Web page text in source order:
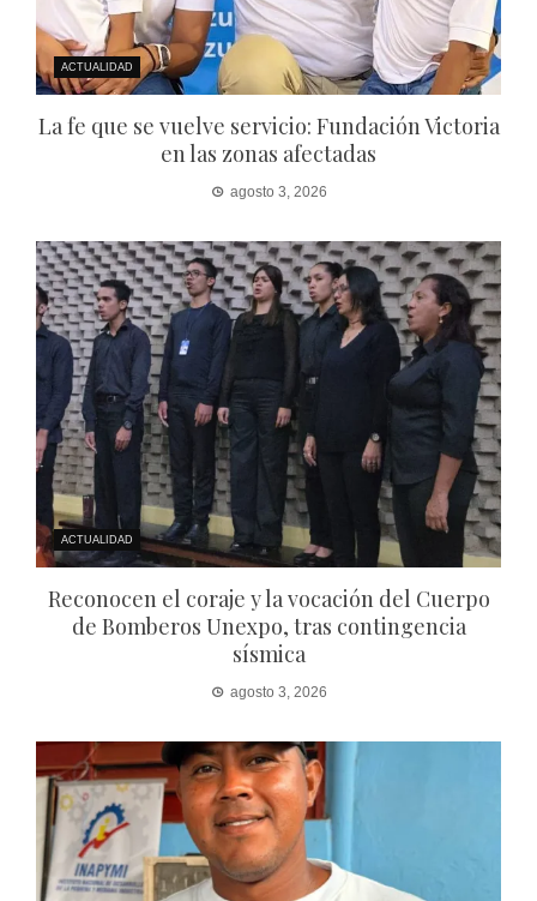
ACTUALIDAD
La fe que se vuelve servicio: Fundación Victoria
en las zonas afectadas
agosto 3, 2026
ACTUALIDAD
Reconocen el coraje y la vocación del Cuerpo
de Bomberos Unexpo, tras contingencia
sísmica
agosto 3, 2026